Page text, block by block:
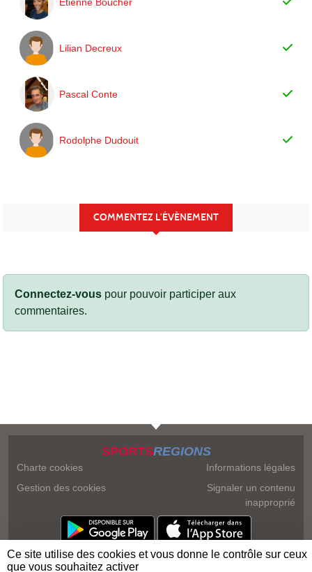
Etienne Boucher
Lilian Decreux
Pascal Conte
Rodolphe Dudouit
COMMENTEZ L’ÉVÈNEMENT
Connectez-vous pour pouvoir participer aux
commentaires.
SPORTSREGIONS
Charte cookies
Gestion des cookies
Informations légales
Signaler un contenu
inapproprié
Ce site utilise des cookies et vous donne le contrôle sur ceux
que vous souhaitez activer